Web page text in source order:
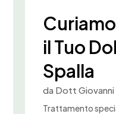
il Tuo
Spalla
da Dott Giovanni
Trattamento